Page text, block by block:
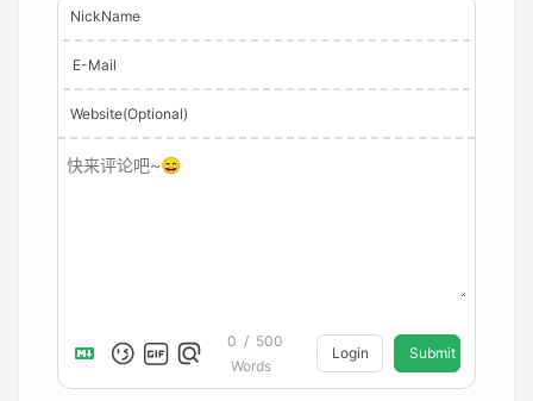
NickName
E-Mail
Website(Optional)
0 / 500
Words
Login Submit